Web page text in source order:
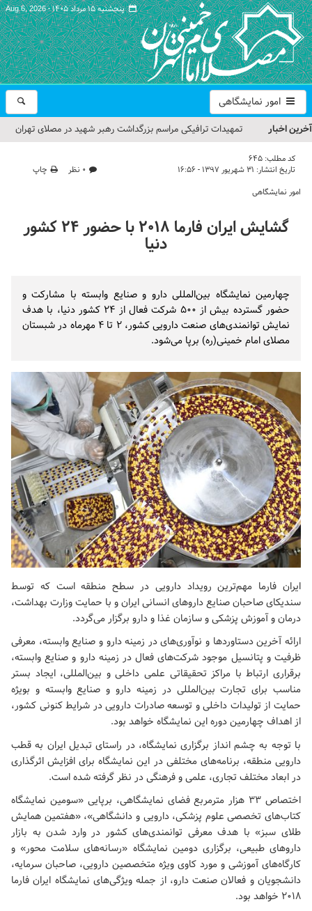
پنجشنبه ۱۵ مرداد ۱۴۰۵ - Aug 6, 2026
امور نمایشگاهی
آخرین اخبار
تمهیدات ترافیکی مراسم بزرگداشت رهبر شهید در مصلای تهران
حجت‌الاسلام حاج علی‌اکبری؛ خطیب این هفته نماز جمعه تهران
معظم انقلاب
گزارش تصویری| مراسم نماز بر پیکر امام شهید انقلاب اسلامی ایران
کد مطلب: 645
تاریخ انتشار: ۳۱ شهریور ۱۳۹۷ - ۱۶:۵۶ ۰ نظر
چاپ
امور نمایشگاهی
گشایش ایران فارما ۲۰۱۸ با حضور ۲۴ کشور
دنیا
چهارمین نمایشگاه بین‌المللی دارو و صنایع وابسته با مشارکت و
حضور گسترده بیش از ۵۰۰ شرکت فعال از ۲۴ کشور دنیا، با هدف
نمایش توانمندی‌های صنعت دارویی کشور، ۲ تا ۴ مهرماه در شبستان
مصلای امام خمینی(ره) برپا می‌شود.
ایران فارما مهم‌ترین رویداد دارویی در سطح منطقه است که توسط
سندیکای صاحبان صنایع داروهای انسانی ایران و با حمایت وزارت بهداشت،
درمان و آموزش پزشکی و سازمان غذا و دارو برگزار می‌گردد.
ارائه آخرین دستاوردها و نوآوری‌های در زمینه دارو و صنایع وابسته، معرفی
ظرفیت و پتانسیل موجود شرکت‌های فعال در زمینه دارو و صنایع وابسته،
برقراری ارتباط با مراکز تحقیقاتی علمی داخلی و بین‌المللی، ایجاد بستر
مناسب برای تجارت بین‌المللی در زمینه دارو و صنایع وابسته و بویژه
حمایت از تولیدات داخلی و توسعه صادرات دارویی در شرایط کنونی کشور،
از اهداف چهارمین دوره این نمایشگاه خواهد بود.
با توجه به چشم انداز برگزاری نمایشگاه، در راستای تبدیل ایران به قطب
دارویی منطقه، برنامه‌های مختلفی در این نمایشگاه برای افزایش اثرگذاری
در ابعاد مختلف تجاری، علمی و فرهنگی در نظر گرفته شده است.
اختصاص ۳۳ هزار مترمربع فضای نمایشگاهی، برپایی «سومین نمایشگاه
کتاب‌های تخصصی علوم پزشکی، دارویی و دانشگاهی»، «هفتمین همایش
طلای سبز» با هدف معرفی توانمندی‌های کشور در وارد شدن به بازار
داروهای طبیعی، برگزاری دومین نمایشگاه «رسانه‌های سلامت محور» و
کارگاه‌های آموزشی و مورد کاوی ویژه متخصصین دارویی، صاحبان سرمایه،
دانشجویان و فعالان صنعت دارو، از جمله ویژگی‌های نمایشگاه ایران فارما
۲۰۱۸ خواهد بود.